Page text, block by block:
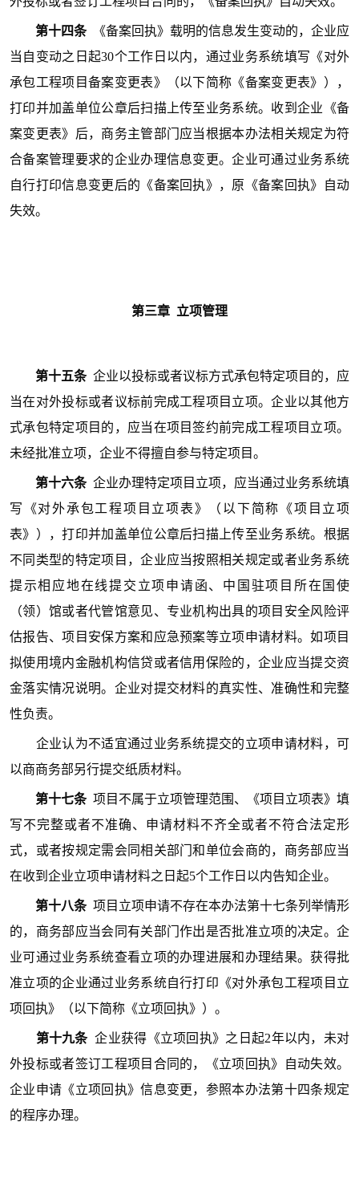
第十四条
《备案回执》载明的信息发生变动的，企业应
当自变动之日起30个工作日以内，通过业务系统填写《对外
承包工程项目备案变更表》（以下简称《备案变更表》），
打印并加盖单位公章后扫描上传至业务系统。收到企业《备
案变更表》后，商务主管部门应当根据本办法相关规定为符
合备案管理要求的企业办理信息变更。企业可通过业务系统
自行打印信息变更后的《备案回执》，原《备案回执》自动
失效。
第三章 立项管理
第十五条 企业以投标或者议标方式承包特定项目的，应
当在对外投标或者议标前完成工程项目立项。企业以其他方
式承包特定项目的，应当在项目签约前完成工程项目立项。
未经批准立项，企业不得擅自参与特定项目。
第十六条 企业办理特定项目立项，应当通过业务系统填
写《对外承包工程项目立项表》（以下简称《项目立项
表》），打印并加盖单位公章后扫描上传至业务系统。根据
不同类型的特定项目，企业应当按照相关规定或者业务系统
提示相应地在线提交立项申请函、中国驻项目所在国使
（领）馆或者代管馆意见、专业机构出具的项目安全风险评
估报告、项目安保方案和应急预案等立项申请材料。如项目
拟使用境内金融机构信贷或者信用保险的，企业应当提交资
金落实情况说明。企业对提交材料的真实性、准确性和完整
性负责。
企业认为不适宜通过业务系统提交的立项申请材料，可
以商商务部另行提交纸质材料。
第十七条 项目不属于立项管理范围、《项目立项表》填
写不完整或者不准确、申请材料不齐全或者不符合法定形
式，或者按规定需会同相关部门和单位会商的，商务部应当
在收到企业立项申请材料之日起5个工作日以内告知企业。
第十八条 项目立项申请不存在本办法第十七条列举情形
的，商务部应当会同有关部门作出是否批准立项的决定。企
业可通过业务系统查看立项的办理进展和办理结果。获得批
准立项的企业通过业务系统自行打印《对外承包工程项目立
项回执》（以下简称《立项回执》）。
第十九条企业获得《立项回执》之日起2年以内，未对
外投标或者签订工程项目合同的，《立项回执》自动失效。
企业申请《立项回执》信息变更，参照本办法第十四条规定
的程序办理。